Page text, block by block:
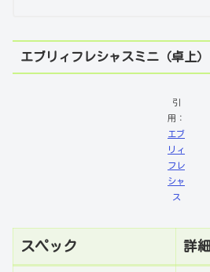
エブリィフレシャスミニ（卓上）
引
用：
エブ
リィ
フレ
シャ
ス
スペック 詳細